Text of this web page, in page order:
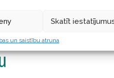
Skatīt
un saistību atruna